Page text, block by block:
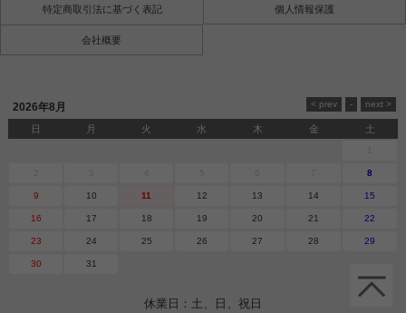
特定商取引法に基づく表記 個人情報保護
会社概要
2026年8月
日 月 火 水 木 金 土
8
9 10 11 12 13 14 15
16 17 18 19 20 21 22
23 24 25 26 27 28 29
30 31
休業日：土、日、祝日